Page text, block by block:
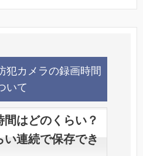
犯カメラの録画時間
いて
はどのくらい？
い連続で保存でき